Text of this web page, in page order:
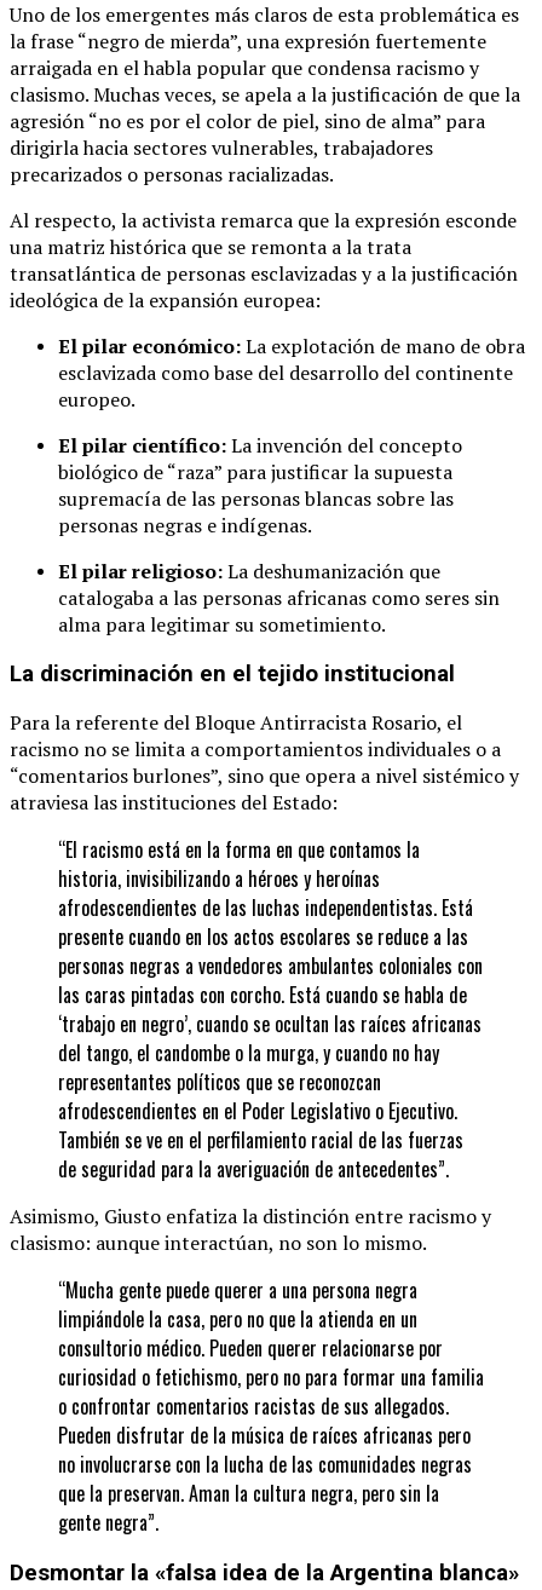
Uno de los emergentes más claros de esta problemática es
la frase “negro de mierda”, una expresión fuertemente
arraigada en el habla popular que condensa racismo y
clasismo. Muchas veces, se apela a la justificación de que la
agresión “no es por el color de piel, sino de alma” para
dirigirla hacia sectores vulnerables, trabajadores
precarizados o personas racializadas.
Al respecto, la activista remarca que la expresión esconde
una matriz histórica que se remonta a la trata
transatlántica de personas esclavizadas y a la justificación
ideológica de la expansión europea:
El pilar económico:La explotación de mano de obra
esclavizada como base del desarrollo del continente
europeo.
El pilar científico:La invención del concepto
biológico de “raza” para justificar la supuesta
supremacía de las personas blancas sobre las
personas negras e indígenas.
El pilar religioso:La deshumanización que
catalogaba a las personas africanas como seres sin
alma para legitimar su sometimiento.
La discriminación en el tejido institucional
Para la referente del Bloque Antirracista Rosario, el
racismo no se limita a comportamientos individuales o a
“comentarios burlones”, sino que opera a nivel sistémico y
atraviesa las instituciones del Estado:
“El racismo está en la forma en que contamos la
historia, invisibilizando a héroes y heroínas
afrodescendientes de las luchas independentistas. Está
presente cuando en los actos escolares se reduce a las
personas negras a vendedores ambulantes coloniales con
las caras pintadas con corcho. Está cuando se habla de
‘trabajo en negro’, cuando se ocultan las raíces africanas
del tango, el candombe o la murga, y cuando no hay
representantes políticos que se reconozcan
afrodescendientes en el Poder Legislativo o Ejecutivo.
También se ve en el perfilamiento racial de las fuerzas
de seguridad para la averiguación de antecedentes”.
Asimismo, Giusto enfatiza la distinción entre racismo y
clasismo: aunque interactúan, no son lo mismo.
“Mucha gente puede querer a una persona negra
limpiándole la casa, pero no que la atienda en un
consultorio médico. Pueden querer relacionarse por
curiosidad o fetichismo, pero no para formar una familia
o confrontar comentarios racistas de sus allegados.
Pueden disfrutar de la música de raíces africanas pero
no involucrarse con la lucha de las comunidades negras
que la preservan. Aman la cultura negra, pero sin la
gente negra”.
Desmontar la «falsa idea de la Argentina blanca»